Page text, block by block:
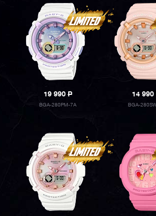
19 990P
BGA-280PM-7A
14 990
BGA-